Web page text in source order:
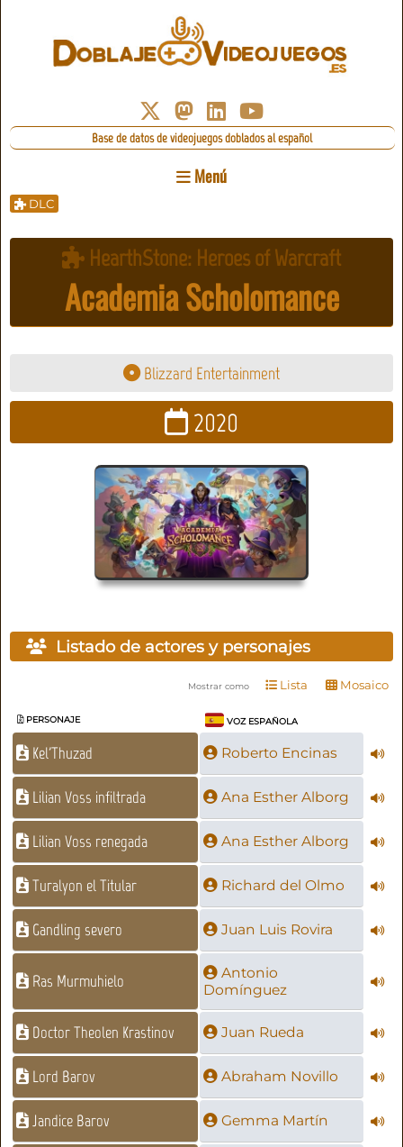
Base de datos de videojuegos doblados al español
Menú
DLC
HearthStone: Heroes of Warcraft
Academia Scholomance
Blizzard Entertainment
2020
Listado de actores y personajes
Mostrar como Lista Mosaico
PERSONAJE VOZ ESPAÑOLA
Kel'Thuzad Roberto Encinas
Lilian Voss infiltrada Ana Esther Alborg
Lilian Voss renegada Ana Esther Alborg
Turalyon el Titular Richard del Olmo
Gandling severo Juan Luis Rovira
Ras Murmuhielo
Antonio
Domínguez
Doctor Theolen Krastinov Juan Rueda
Lord Barov Abraham Novillo
Jandice Barov Gemma Martín